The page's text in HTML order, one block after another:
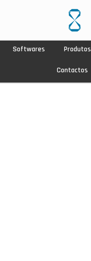
Softwares Produtos
Contactos